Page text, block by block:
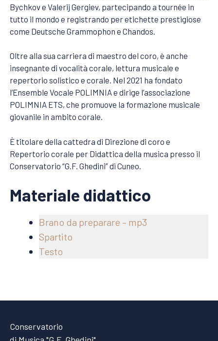
Bychkov e Valerij Gergiev, partecipando a tournée in
tutto il mondo e registrando per etichette prestigiose
come Deutsche Grammophon e Chandos.
Oltre alla sua carriera di maestro del coro, è anche
insegnante di vocalità corale, lettura musicale e
repertorio solistico e corale. Nel 2021 ha fondato
l’Ensemble Vocale POLIMNIA e dirige l’associazione
POLIMNIA ETS, che promuove la formazione musicale
giovanile in ambito corale.
È titolare della cattedra di Direzione di coro e
Repertorio corale per Didattica della musica presso il
Conservatorio “G.F. Ghedini” di Cuneo.
Materiale didattico
Brano da preparare – mp3
Spartito
Testo
Conservatorio